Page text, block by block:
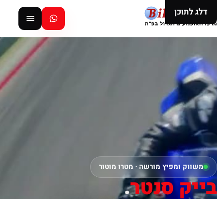
דלג לתוכן
משווק ומפיץ מורשה · מטרו מוטור
בייק סנטר.